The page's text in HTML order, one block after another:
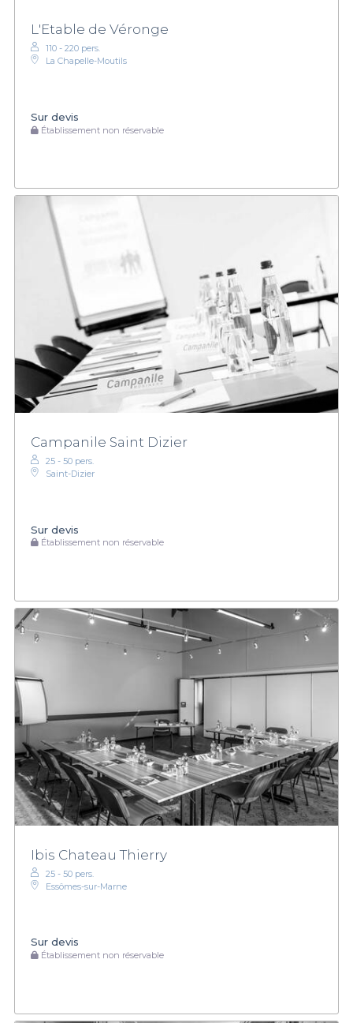
L'Etable de Véronge
110 - 220 pers.
La Chapelle-Moutils
Sur devis
Établissement non réservable
Campanile Saint Dizier
25 - 50 pers.
Saint-Dizier
Sur devis
Établissement non réservable
Ibis Chateau Thierry
25 - 50 pers.
Essômes-sur-Marne
Sur devis
Établissement non réservable